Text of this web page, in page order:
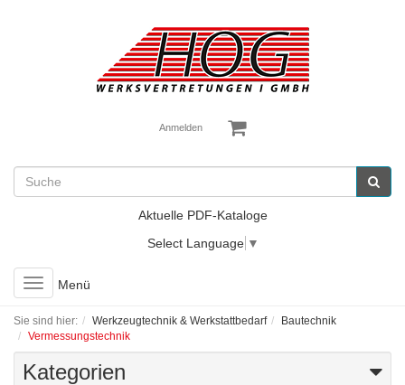
Anmelden
Aktuelle PDF-Kataloge
Select Language ▼
Toggle
navigation
Menü
Sie sind hier: Werkzeugtechnik & Werkstattbedarf
Bautechnik
Vermessungstechnik
Kategorien